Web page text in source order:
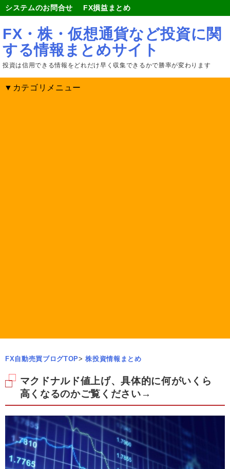
システムのお問合せ FX損益まとめ
FX・株・仮想通貨など投資に関
する情報まとめサイト
投資は信用できる情報をどれだけ早く収集できるかで勝率が変わります
▼カテゴリメニュー
FX自動売買ブログTOP> 株投資情報まとめ
マクドナルド値上げ、具体的に何がいくら
高くなるのかご覧ください→